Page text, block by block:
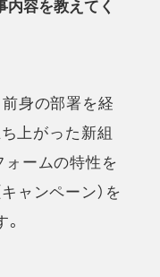
容を教えてく
身の部署を経
上がった新組
ォームの特性を
ャンペーン）を